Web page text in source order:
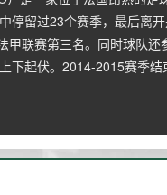
停留过23个赛季，最后离
甲联赛第三名。同时球队
下起伏。2014-2015赛季